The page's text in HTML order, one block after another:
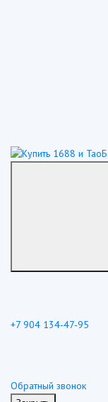
+7 904 134-47-95
Обратный звонок